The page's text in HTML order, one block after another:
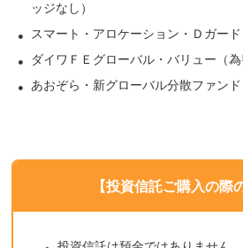
ッジなし）
スマート・アロケーション・Ｄガード
ダイワＦＥグローバル・バリュー（為
あおぞら・新グローバル分散ファン
【投資信託ご購入の際